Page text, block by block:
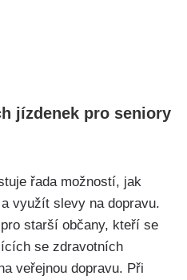
jízdenek⁣ pro‌ seniory
řada možností, jak
využít slevy na⁢ dopravu.
starší občany, kteří se
se zdravotních​
veřejnou dopravu. Při